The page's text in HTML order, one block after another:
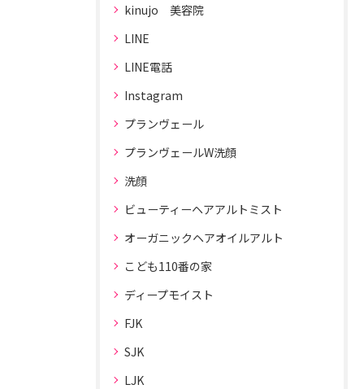
kinujo 美容院
LINE
LINE電話
Instagram
プランヴェール
プランヴェールW洗顔
洗顔
ビューティーヘアアルトミスト
オーガニックヘアオイルアルト
こども110番の家
ディープモイスト
FJK
SJK
LJK